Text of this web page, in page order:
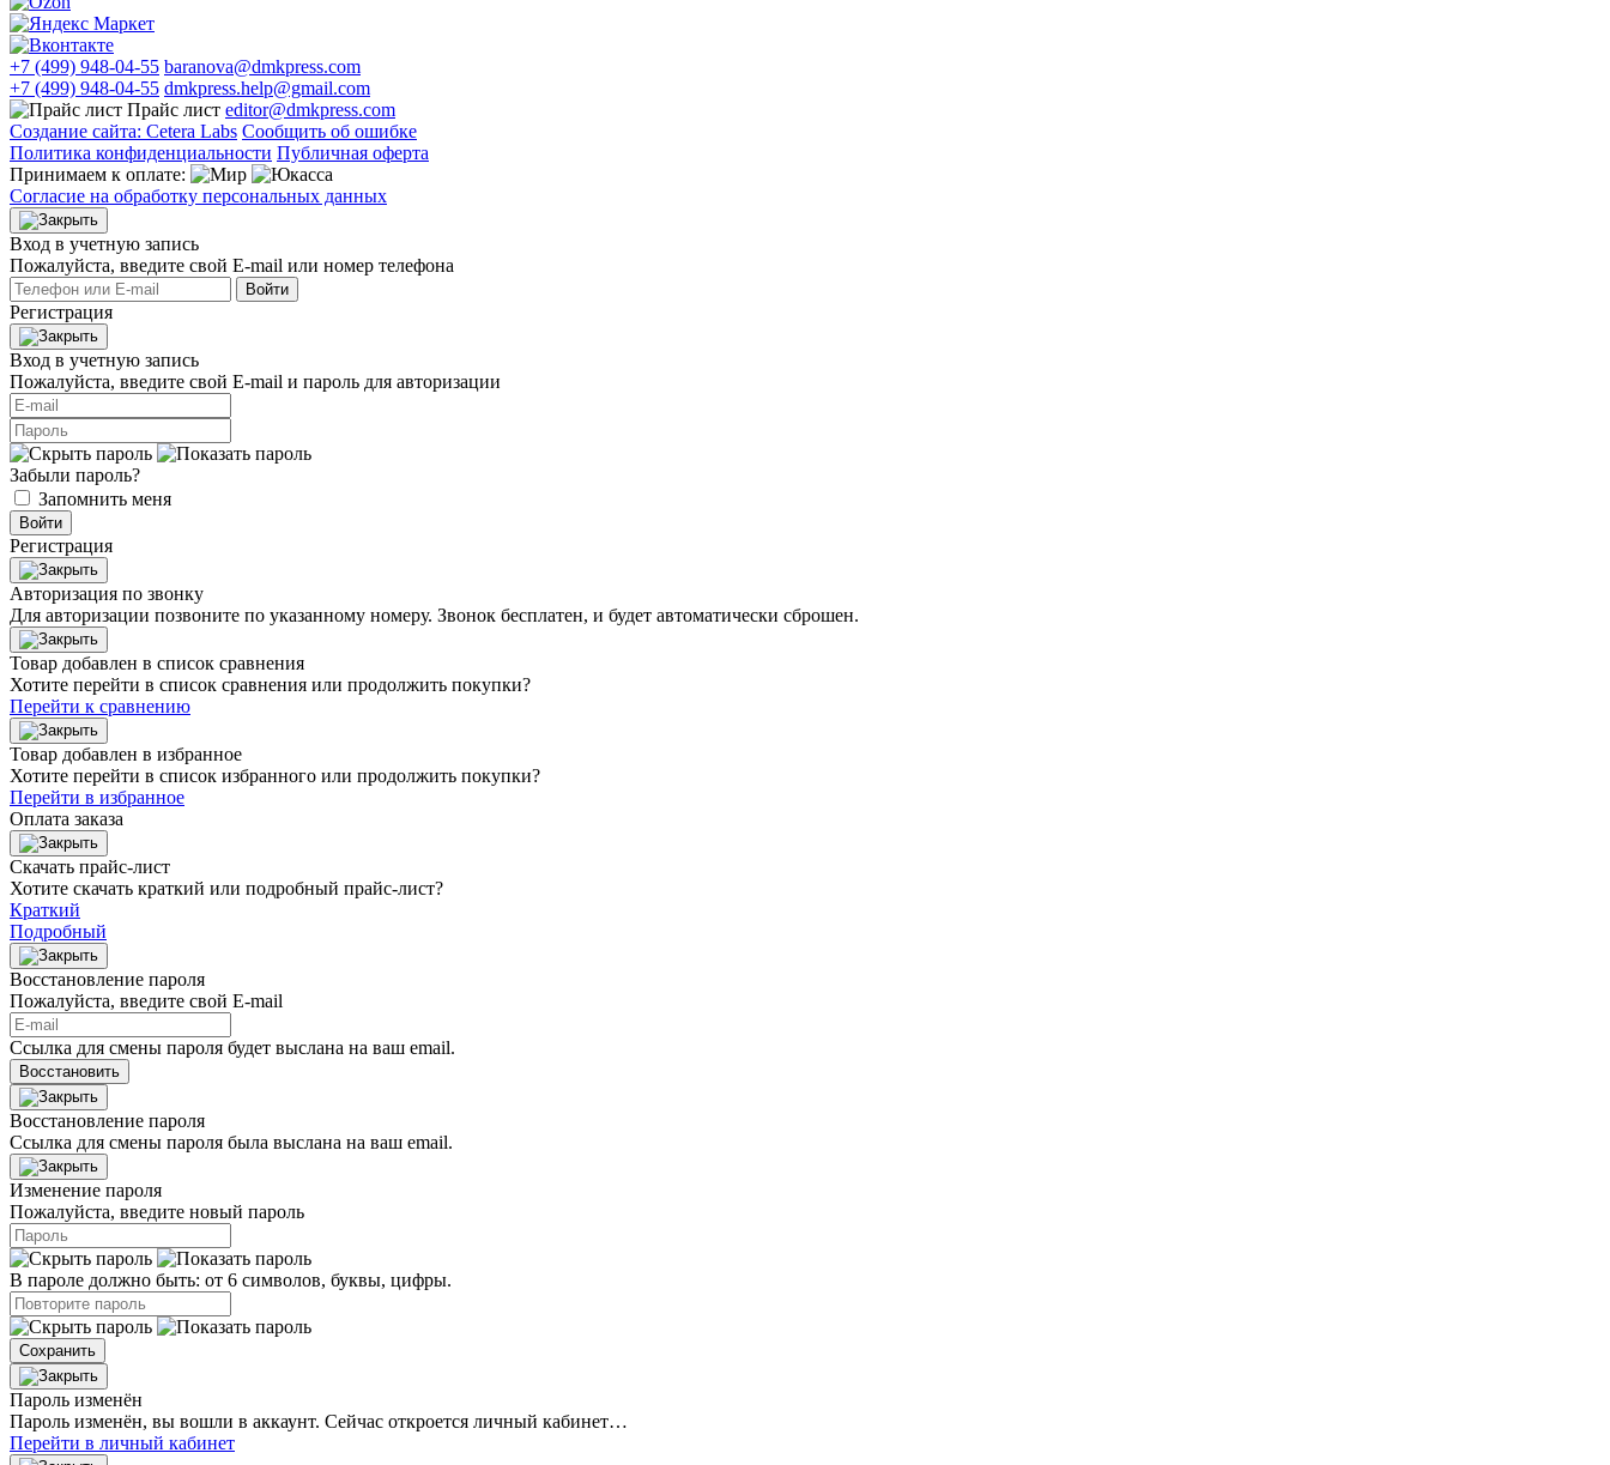
+7 (499) 948-04-55 baranova@dmkpress.com
+7 (499) 948-04-55 dmkpress.help@gmail.com
Прайс лист editor@dmkpress.com
Создание сайта: Cetera Labs Сообщить об ошибке
Политика конфиденциальности Публичная оферта
Принимаем к оплате:
Согласие на обработку персональных данных
Вход в учетную запись
Пожалуйста, введите свой E‑mail или номер телефона
Войти
Регистрация
Вход в учетную запись
Пожалуйста, введите свой E‑mail и пароль для авторизации
Забыли пароль?
Запомнить меня
Войти
Регистрация
Авторизация по звонку
Для авторизации позвоните по указанному номеру. Звонок бесплатен, и будет автоматически сброшен.
Товар добавлен в список сравнения
Хотите перейти в список сравнения или продолжить покупки?
Перейти к сравнению
Товар добавлен в избранное
Хотите перейти в список избранного или продолжить покупки?
Перейти в избранное
Оплата заказа
Скачать прайс-лист
Хотите скачать краткий или подробный прайс-лист?
Краткий
Подробный
Восстановление пароля
Пожалуйста, введите свой E‑mail
Ссылка для смены пароля будет выслана на ваш email.
Восстановить
Восстановление пароля
Ссылка для смены пароля была выслана на ваш email.
Изменение пароля
Пожалуйста, введите новый пароль
В пароле должно быть: от 6 символов, буквы, цифры.
Сохранить
Пароль изменён
Пароль изменён, вы вошли в аккаунт. Сейчас откроется личный кабинет…
Перейти в личный кабинет